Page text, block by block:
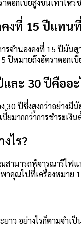
อกเบี้ยสูงขึ้นเท่าไหร่
งที่ 15 ปีแทน
จำนองคงที่ 15 ปีมั
ปีหมายถึงอัตราดอกเ
ละ 30 ปีคืออะ
30 ปีซึ่งสูงกว่าอย่า
ยมากกว่าการชำระเงิ
ไร?
สามารถพิจารณารีไ
พาคุณไปที่เครื่องหมา
าว อย่างไรก็ตามจำ